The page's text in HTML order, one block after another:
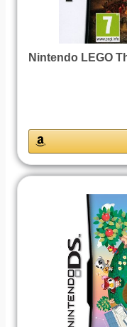
Nintendo LEGO